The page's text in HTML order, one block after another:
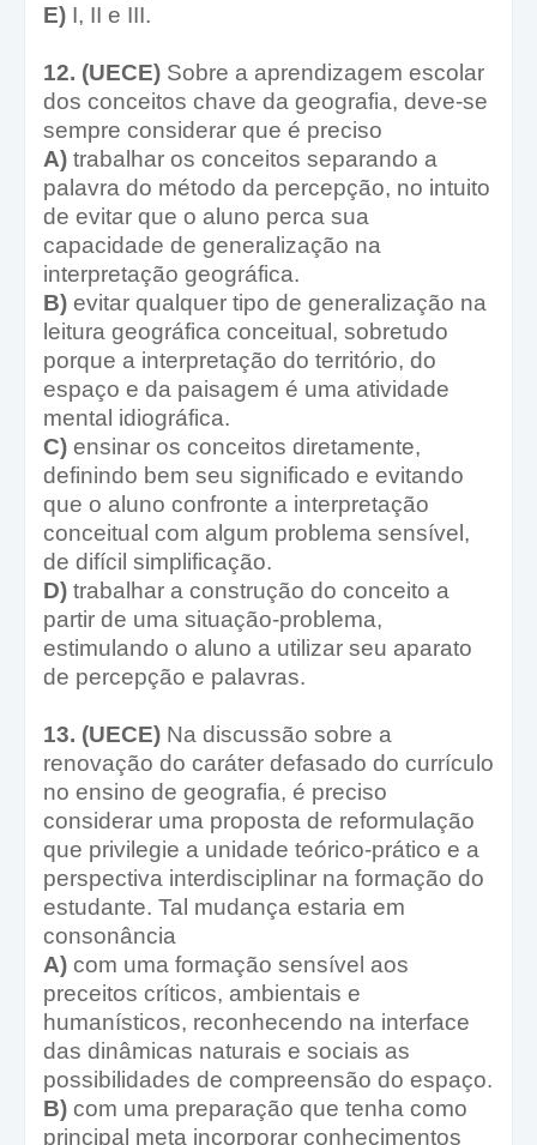
E) I, II e III.
12. (UECE) Sobre a aprendizagem escolar
dos conceitos chave da geografia, deve-se
sempre considerar que é preciso
A) trabalhar os conceitos separando a
palavra do método da percepção, no intuito
de evitar que o aluno perca sua
capacidade de generalização na
interpretação geográfica.
B) evitar qualquer tipo de generalização na
leitura geográfica conceitual, sobretudo
porque a interpretação do território, do
espaço e da paisagem é uma atividade
mental idiográfica.
C) ensinar os conceitos diretamente,
definindo bem seu significado e evitando
que o aluno confronte a interpretação
conceitual com algum problema sensível,
de difícil simplificação.
D) trabalhar a construção do conceito a
partir de uma situação-problema,
estimulando o aluno a utilizar seu aparato
de percepção e palavras.
13. (UECE) Na discussão sobre a
renovação do caráter defasado do currículo
no ensino de geografia, é preciso
considerar uma proposta de reformulação
que privilegie a unidade teórico-prático e a
perspectiva interdisciplinar na formação do
estudante. Tal mudança estaria em
consonância
A) com uma formação sensível aos
preceitos críticos, ambientais e
humanísticos, reconhecendo na interface
das dinâmicas naturais e sociais as
possibilidades de compreensão do espaço.
B) com uma preparação que tenha como
principal meta incorporar conhecimentos